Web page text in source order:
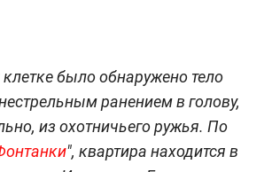
было обнаружено тело
ранением в голову,
из охотничьего ружья. По
", квартира находится в